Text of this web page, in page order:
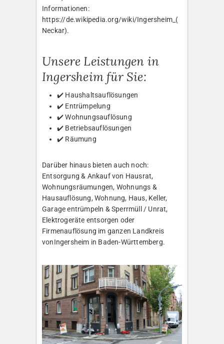
Informationen:
https://de.wikipedia.org/wiki/Ingersheim_(
Neckar).
Unsere Leistungen in
Ingersheim für Sie:
✔️ Haushaltsauflösungen
✔️ Entrümpelung
✔️ Wohnungsauflösung
✔️ Betriebsauflösungen
✔️ Räumung
Darüber hinaus bieten auch noch:
Entsorgung & Ankauf von Hausrat,
Wohnungsräumungen, Wohnungs &
Hausauflösung, Wohnung, Haus, Keller,
Garage entrümpeln & Sperrmüll / Unrat,
Elektrogeräte entsorgen oder
Firmenauflösung im ganzen Landkreis
vonIngersheim in Baden-Württemberg.